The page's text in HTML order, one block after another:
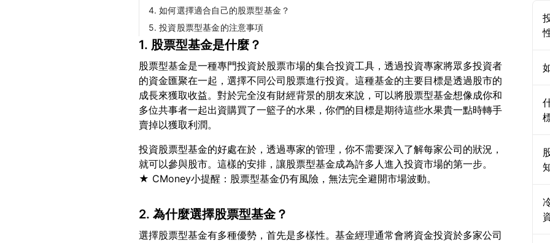
4. 如何選擇適合自己的股票型基金？
5. 投資股票型基金的注意事項
1. 股票型基金是什麼？
股票型基金是一種專門投資於股票市場的集合投資工具，透過投資專家將眾多投資者
的資金匯聚在一起，選擇不同公司股票進行投資。這種基金的主要目標是透過股市的
成長來獲取收益。對於完全沒有財經背景的朋友來說，可以將股票型基金想像成你和
多位共事者一起出資購買了一籃子的水果，你們的目標是期待這些水果貴一點時轉手
投資股票型基金的好處在於，透過專家的管理，你不需要深入了解每家公司的狀況，
就可以參與股市。這樣的安排，讓股票型基金成為許多人進入投資市場的第一步。
2. 為什麼選擇股票型基金？
選擇股票型基金有多種優勢，首先是多樣性。基金經理通常會將資金投資於多家公司